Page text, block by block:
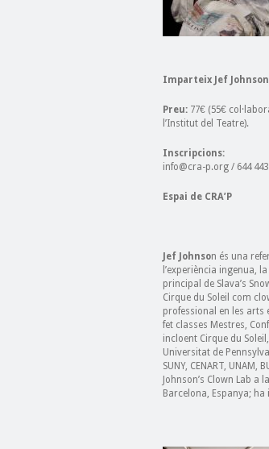
Imparteix Jef Johnson
Preu: 77€ (55€
l’Institut del Teatre).
Inscripcions:
info@cra-p.org / 644 443
Espai de CRA’P
Jef Johnson és una
l’experiència ingenua,
principal de Slava’s
Cirque du Soleil com
professional en les arts
fet classes Mestres,
incloent Cirque du
Universitat de
SUNY, CENART,
Johnson’s Clown Lab
Barcelona, Espanya;